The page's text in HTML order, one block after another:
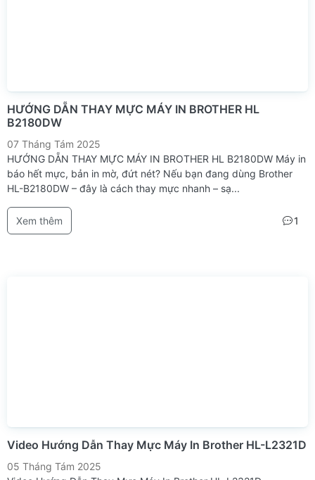
HƯỚNG DẴN THAY MỰC MÁY IN BROTHER HL
B2180DW
07 Tháng Tám 2025
HƯỚNG DẴN THAY MỰC MÁY IN BROTHER HL B2180DW Máy in
báo hết mực, bản in mờ, đứt nét? Nếu bạn đang dùng Brother
HL-B2180DW – đây là cách thay mực nhanh – sạ...
Xem thêm 1
Video Hướng Dẫn Thay Mực Máy In Brother HL-L2321D
05 Tháng Tám 2025